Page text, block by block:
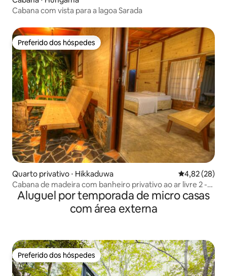
Cabana com vista para a lagoa Sarada
Preferido dos hóspedes
Preferido dos hóspedes
Quarto privativo ⋅ Hikkaduwa 4,82 de uma
4,82 (28)
Cabana de madeira com banheiro privativo ao ar livre 2 -
Hikka
Aluguel por temporada de micro casas
com área externa
Preferido dos hóspedes
Preferido dos hóspedes